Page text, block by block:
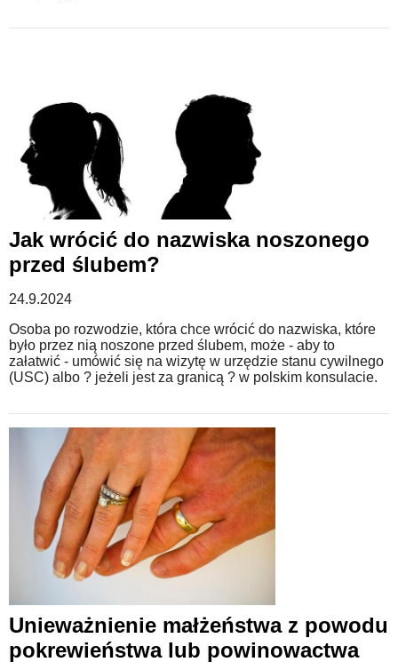
Jak wrócić do nazwiska noszonego
przed ślubem?
24.9.2024
Osoba po rozwodzie, która chce wrócić do nazwiska, które
było przez nią noszone przed ślubem, może - aby to
załatwić - umówić się na wizytę w urzędzie stanu cywilnego
(USC) albo ? jeżeli jest za granicą ? w polskim konsulacie.
Unieważnienie małżeństwa z powodu
pokrewieństwa lub powinowactwa